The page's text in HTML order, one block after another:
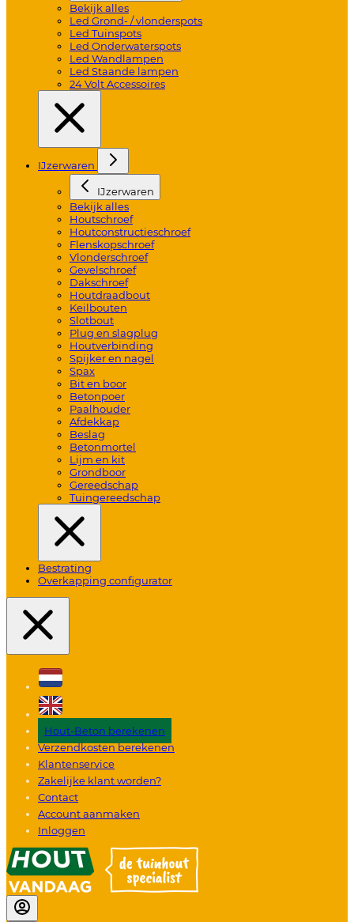
Bekijk alles
Led Grond- / vlonderspots
Led Tuinspots
Led Onderwaterspots
Led Wandlampen
Led Staande lampen
24 Volt Accessoires
IJzerwaren
IJzerwaren
Bekijk alles
Houtschroef
Houtconstructieschroef
Flenskopschroef
Vlonderschroef
Gevelschroef
Dakschroef
Houtdraadbout
Keilbouten
Slotbout
Plug en slagplug
Houtverbinding
Spijker en nagel
Spax
Bit en boor
Betonpoer
Paalhouder
Afdekkap
Beslag
Betonmortel
Lijm en kit
Grondboor
Gereedschap
Tuingereedschap
Bestrating
Overkapping configurator
Hout-Beton berekenen
Verzendkosten berekenen
Klantenservice
Zakelijke klant worden?
Contact
Account aanmaken
Inloggen